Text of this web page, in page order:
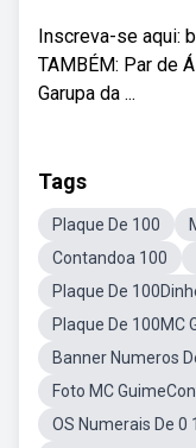
Inscreva-se aqui:
TAMBÉM: Par de
Garupa da ...
Tags
Plaque De 100
Contandoa 100
Plaque De
Plaque De 100MC
Banner Numeros
Foto MC
OS Numerais De